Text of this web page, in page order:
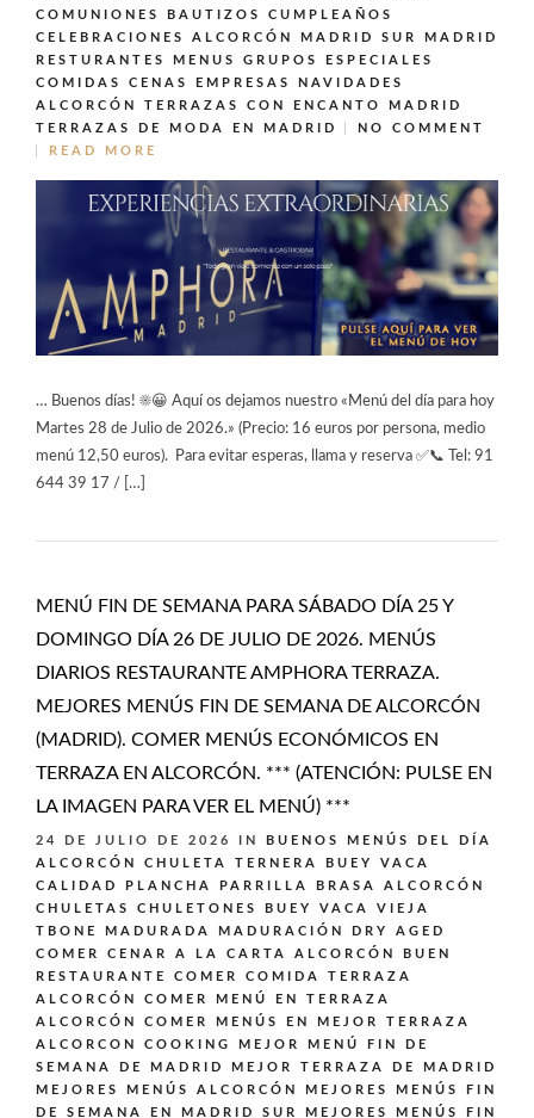
COMUNIONES BAUTIZOS CUMPLEAÑOS
CELEBRACIONES ALCORCÓN MADRID SUR MADRID
RESTURANTES MENUS GRUPOS ESPECIALES
COMIDAS CENAS EMPRESAS NAVIDADES
ALCORCÓN
TERRAZAS CON ENCANTO MADRID
TERRAZAS DE MODA EN MADRID
NO COMMENT
READ MORE
… Buenos días! ☀️😀 Aquí os dejamos nuestro «Menú del día para hoy
Martes 28 de Julio de 2026.» (Precio: 16 euros por persona, medio
menú 12,50 euros). Para evitar esperas, llama y reserva ✅📞 Tel: 91
644 39 17 / […]
MENÚ FIN DE SEMANA PARA SÁBADO DÍA 25 Y
DOMINGO DÍA 26 DE JULIO DE 2026. MENÚS
DIARIOS RESTAURANTE AMPHORA TERRAZA.
MEJORES MENÚS FIN DE SEMANA DE ALCORCÓN
(MADRID). COMER MENÚS ECONÓMICOS EN
TERRAZA EN ALCORCÓN. *** (ATENCIÓN: PULSE EN
LA IMAGEN PARA VER EL MENÚ) ***
24 DE JULIO DE 2026 IN
BUENOS MENÚS DEL DÍA
ALCORCÓN
CHULETA TERNERA BUEY VACA
CALIDAD PLANCHA PARRILLA BRASA ALCORCÓN
CHULETAS CHULETONES BUEY VACA VIEJA
TBONE MADURADA MADURACIÓN DRY AGED
COMER CENAR A LA CARTA ALCORCÓN BUEN
RESTAURANTE
COMER COMIDA TERRAZA
ALCORCÓN
COMER MENÚ EN TERRAZA
ALCORCÓN
COMER MENÚS EN MEJOR TERRAZA
ALCORCON
COOKING
MEJOR MENÚ FIN DE
SEMANA DE MADRID
MEJOR TERRAZA DE MADRID
MEJORES MENÚS ALCORCÓN
MEJORES MENÚS FIN
DE SEMANA EN MADRID SUR
MEJORES MENÚS FIN